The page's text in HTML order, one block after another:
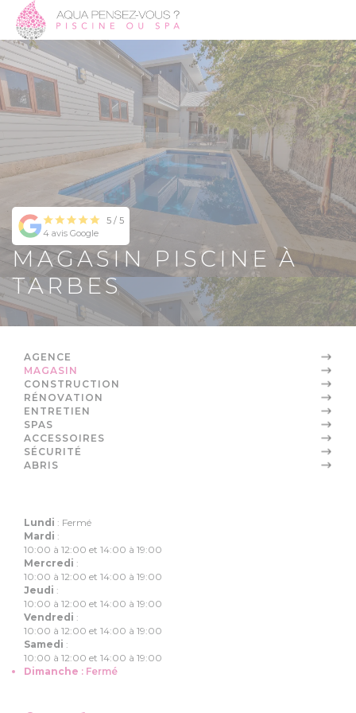
5 / 5
4 avis Google
MAGASIN PISCINE À
TARBES
AGENCE
MAGASIN
CONSTRUCTION
RÉNOVATION
ENTRETIEN
SPAS
ACCESSOIRES
SÉCURITÉ
ABRIS
Lundi : Fermé
Mardi :
10:00 à 12:00 et 14:00 à 19:00
Mercredi :
10:00 à 12:00 et 14:00 à 19:00
Jeudi :
10:00 à 12:00 et 14:00 à 19:00
Vendredi :
10:00 à 12:00 et 14:00 à 19:00
Samedi :
10:00 à 12:00 et 14:00 à 19:00
Dimanche : Fermé